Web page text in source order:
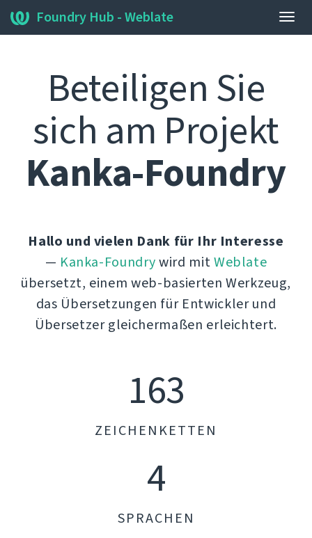
Foundry Hub - Weblate
Beteiligen Sie
sich am Projekt
Kanka-Foundry
Hallo und vielen Dank für Ihr Interesse
— Kanka-Foundrywird mitWeblate
übersetzt, einem web-basierten Werkzeug,
das Übersetzungen für Entwickler und
Übersetzer gleichermaßen erleichtert.
163
ZEICHENKETTEN
4
SPRACHEN